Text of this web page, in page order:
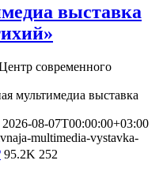
выставка
современного
мультимедиа выставка
2026-08-07T00:00:00+03:00
multimedia-vystavka-
95.2K 252